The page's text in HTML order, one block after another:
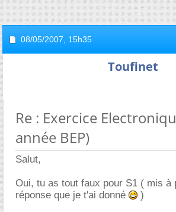
08/05/2007, 15h35
Toufinet
Re : Exercice
année BEP)
Salut,
Oui, tu as tout faux pour S1 ( mis à
réponse que je t'ai donné
)